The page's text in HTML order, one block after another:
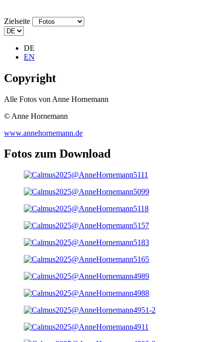
Zielseite
DE
EN
Copyright
Alle Fotos von Anne Hornemann
© Anne Hornemann
www.annehornemann.de
Fotos zum Download